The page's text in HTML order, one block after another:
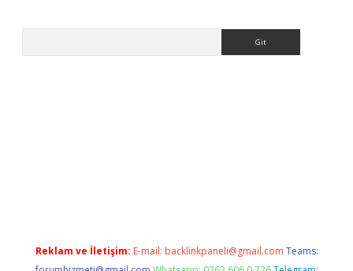
Reklam ve İletişim: E-mail: backlinkpaneli@gmail.com Teams: